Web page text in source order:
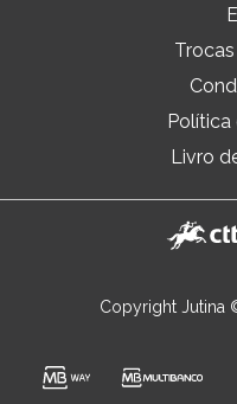
Política
Livro
Copyright Jutina